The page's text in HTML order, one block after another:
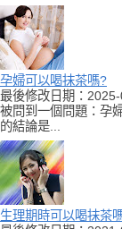
孕婦可以喝抹茶嗎?
最後修改日期：
被問到一個問題：孕
的結論是...
生理期時可以喝抹茶